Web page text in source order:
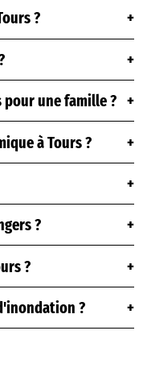
?
une famille ?
à Tours ?
?
?
?